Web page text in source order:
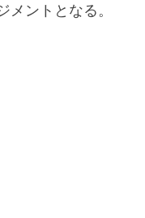
ントとなる。